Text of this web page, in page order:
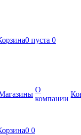
0 пуста 0
О
компании
0 0